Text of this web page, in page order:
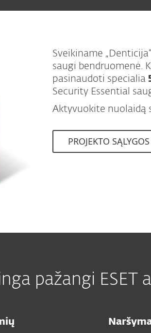
Sveikiname
saugi bendruomenė.
pasinaudoti specialia
Security Essential
Aktyvuokite nuolaidą
PROJEKTO SĄLYGOS
pažangi ESET